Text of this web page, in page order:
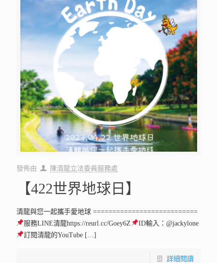
發佈由 陳清龍立法委員服務處
【422世界地球日】
清龍與您一起攜手愛地球 ===========================
服務LINE清龍https://reurl.cc/Goey6Z
ID輸入：@jackylone
訂閱清龍的YouTube […]
詳細閱讀